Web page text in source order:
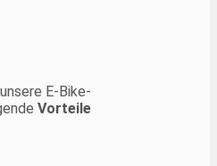
E-Bike-
Vorteile